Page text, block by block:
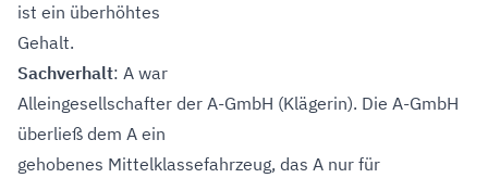
ist ein überhöhtes
Gehalt.
Sachverhalt: A war
Alleingesellschafter der A-GmbH (Klägerin). Die A-GmbH
überließ dem A ein
gehobenes Mittelklassefahrzeug, das A nur für